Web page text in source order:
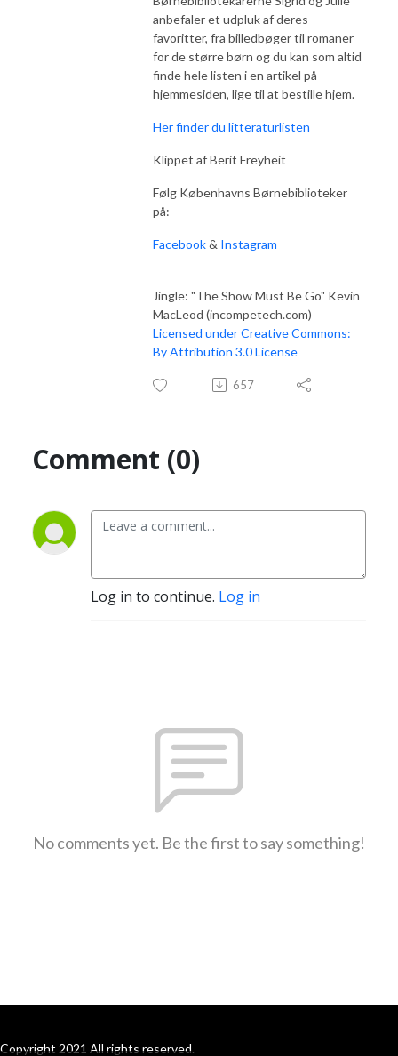
anbefaler et udpluk af deres
favoritter, fra billedbøger til romaner
for de større børn og du kan som altid
finde hele listen i en artikel på
hjemmesiden, lige til at bestille hjem.
Her finder du litteraturlisten
Klippet af Berit Freyheit
Følg Københavns Børnebiblioteker
på:
Facebook& Instagram
Jingle: "The Show Must Be Go" Kevin
MacLeod (incompetech.com)
Licensed under Creative Commons:
By Attribution 3.0 License
657
Comment (0)
Log in to continue. Log in
No comments yet. Be the first to say something!
Copyright 2021 All rights reserved.